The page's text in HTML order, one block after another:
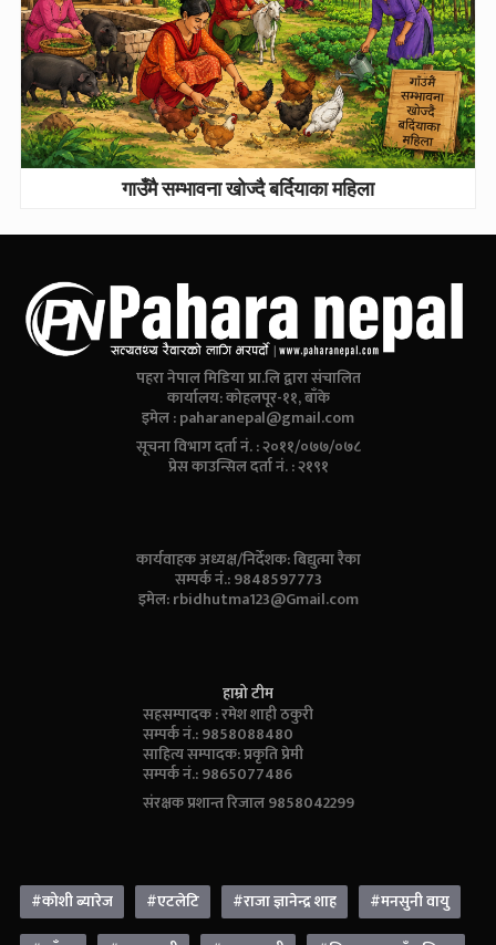
गाउँमै सम्भावना खोज्दै बर्दियाका महिला
पहरा नेपाल मिडिया प्रा.लि द्वारा संचालित
कार्यालय: कोहलपूर-११, बाँके
इमेल :paharanepal@gmail.com
सूचना विभाग दर्ता नं. : २०११/०७७/०७८
प्रेस काउन्सिल दर्ता नं. : २१९१
कार्यवाहक अध्यक्ष/निर्देशक: बिद्युत्मा रैका
सम्पर्क नं.: 9848597773
इमेल:rbidhutma123@Gmail.com
हाम्रो टीम
सहसम्पादक : रमेश शाही ठकुरी
सम्पर्क नं.: 9858088480
साहित्य सम्पादक: प्रकृति प्रेमी
सम्पर्क नं.: 9865077486
संरक्षक प्रशान्त रिजाल 9858042299
#कोशी ब्यारेज #एटलेटि #राजा ज्ञानेन्द्र शाह
#मनसुनी वायु